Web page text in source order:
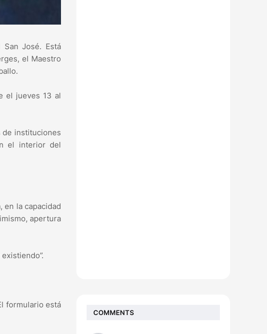
José. Está
el Maestro
el jueves 13 al
de instituciones
el interior del
en la capacidad
apertura
formulario está
COMMENTS